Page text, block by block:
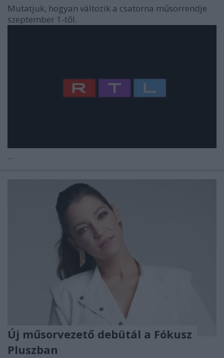
Mutatjuk, hogyan változik a csatorna műsorrendje
szeptember 1-től.
...
Új műsorvezető debütál a Fókusz
Pluszban